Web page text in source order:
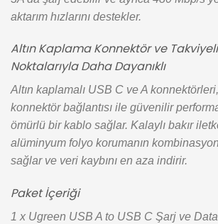
aktarım hızlarını destekler.
Altın Kaplama Konnektör ve
Noktalarıyla Daha Dayanıklı
Altın kaplamalı USB C ve A
konnektör bağlantısı ile güvenilir
ömürlü bir kablo sağlar. Kalaylı bakır
alüminyum folyo korumanın
sağlar ve veri kaybını en aza indirir.
Paket İçeriği
1 x Ugreen USB A to USB C Şarj ve